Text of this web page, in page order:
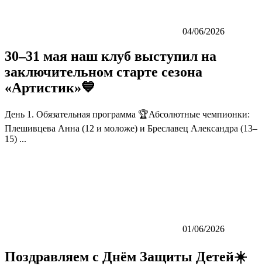
04/06/2026
30–31 мая наш клуб выступил на
заключительном старте сезона
«Артистик»💙
День 1. Обязательная программа 🏆Абсолютные чемпионки:
Плешивцева Анна (12 и моложе) и Бреславец Александра (13–
15) ...
01/06/2026
Поздравляем с Днём Защиты Детей☀️